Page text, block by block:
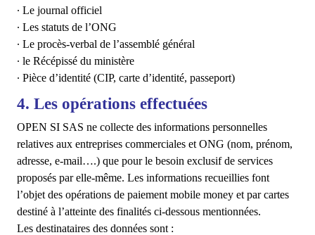
∙ Le journal officiel
∙ Les statuts de l’ONG
∙ Le procès-verbal de l’assemblé général
∙ le Récépissé du ministère
∙ Pièce d’identité (CIP, carte d’identité, passeport)
4. Les opérations effectuées
OPEN SI SAS ne collecte des informations personnelles
relatives aux entreprises commerciales et ONG (nom, prénom,
adresse, e-mail….) que pour le besoin exclusif de services
proposés par elle-même. Les informations recueillies font
l’objet des opérations de paiement mobile money et par cartes
destiné à l’atteinte des finalités ci-dessous mentionnées.
Les destinataires des données sont :